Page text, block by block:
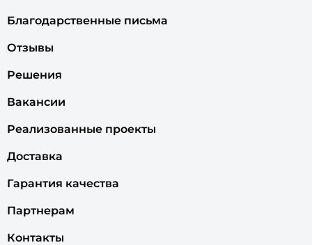
Благодарственные письма
Отзывы
Решения
Вакансии
Реализованные проекты
Доставка
Гарантия качества
Партнерам
Контакты